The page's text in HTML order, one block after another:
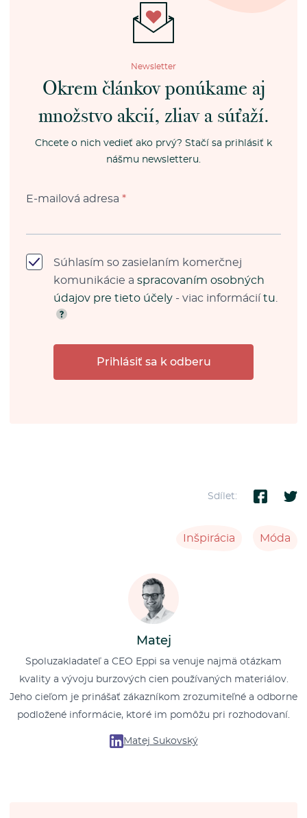
Newsletter
Okrem článkov ponúkame aj
množstvo akcií, zliav a súťaží.
Chcete o nich vedieť ako prvý? Stačí sa prihlásiť k
nášmu newsletteru.
E-mailová adresa *
Súhlasím so zasielaním komerčnej
komunikácie a spracovaním osobných
údajov pre tieto účely - viac informácií tu
Prihlásiť sa k odberu
Sdílet:
Inšpirácia Móda
Matej
Spoluzakladateľ a CEO Eppi sa venuje najmä otázkam
kvality a vývoju burzových cien používaných materiálov.
Jeho cieľom je prinášať zákazníkom zrozumiteľné a odborne
podložené informácie, ktoré im pomôžu pri rozhodovaní.
Matej Sukovský